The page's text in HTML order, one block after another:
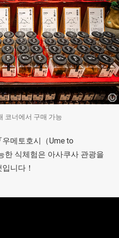
코너에서 구매 가능
메토호시（Ume to
한 식체험은 아사쿠사 관광을
니다！